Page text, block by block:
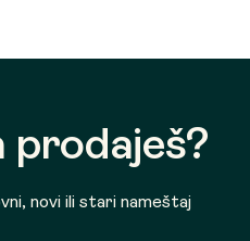
prodaješ?
novi ili stari nameštaj